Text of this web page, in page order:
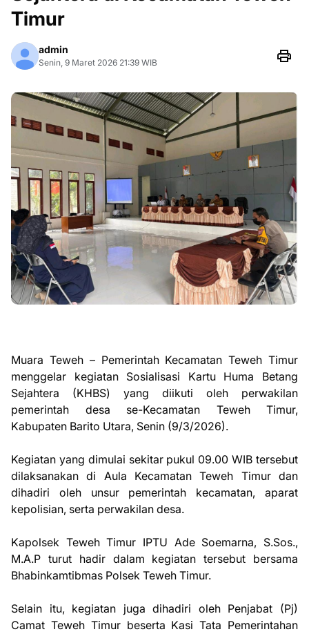
Timur
admin
Senin, 9 Maret 2026 21:39 WIB
Muara Teweh – Pemerintah Kecamatan Teweh Timur
menggelar kegiatan Sosialisasi Kartu Huma Betang
Sejahtera (KHBS) yang diikuti oleh perwakilan
pemerintah desa se-Kecamatan Teweh Timur,
Kabupaten Barito Utara, Senin (9/3/2026).
Kegiatan yang dimulai sekitar pukul 09.00 WIB tersebut
dilaksanakan di Aula Kecamatan Teweh Timur dan
dihadiri oleh unsur pemerintah kecamatan, aparat
kepolisian, serta perwakilan desa.
Kapolsek Teweh Timur IPTU Ade Soemarna, S.Sos.,
M.A.P turut hadir dalam kegiatan tersebut bersama
Bhabinkamtibmas Polsek Teweh Timur.
Selain itu, kegiatan juga dihadiri oleh Penjabat (Pj)
Camat Teweh Timur beserta Kasi Tata Pemerintahan